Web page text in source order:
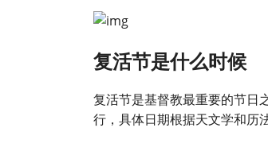
复活节是什么时候
复活节是基督教最重要的节日
行，具体日期根据天文学和历